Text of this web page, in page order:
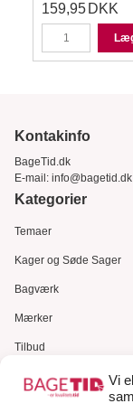
Vi
159,95 DKK
Kontakinfo
BageTid.dk
E-mail: info@bagetid.dk
Kategorier
Temaer
Kager og Søde Sager
Bagværk
Mærker
Tilbud
Gavekort
Kundeservice